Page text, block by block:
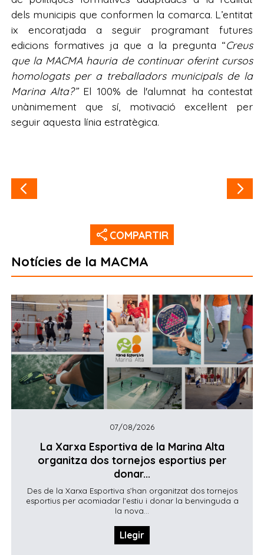
dels municipis que conformen la comarca. L’entitat
ix encoratjada a seguir programant futures
edicions formatives ja que a la pregunta “Creus
que la MACMA hauria de continuar oferint cursos
homologats per a treballadors municipals de la
Marina Alta?”El 100% de l'alumnat ha contestat
unànimement que sí, motivació excel·lent per
seguir aquesta línia estratègica.
share COMPARTIR
Notícies de la MACMA
07/08/2026
La Xarxa Esportiva de la Marina Alta
organitza dos tornejos esportius per
donar...
Des de la Xarxa Esportiva s’han organitzat dos tornejos
esportius per acomiadar l’estiu i donar la benvinguda a
la nova...
Llegir